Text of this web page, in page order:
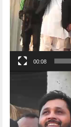
00:08